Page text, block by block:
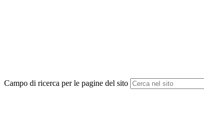
Campo di ricerca per le pagine del sito